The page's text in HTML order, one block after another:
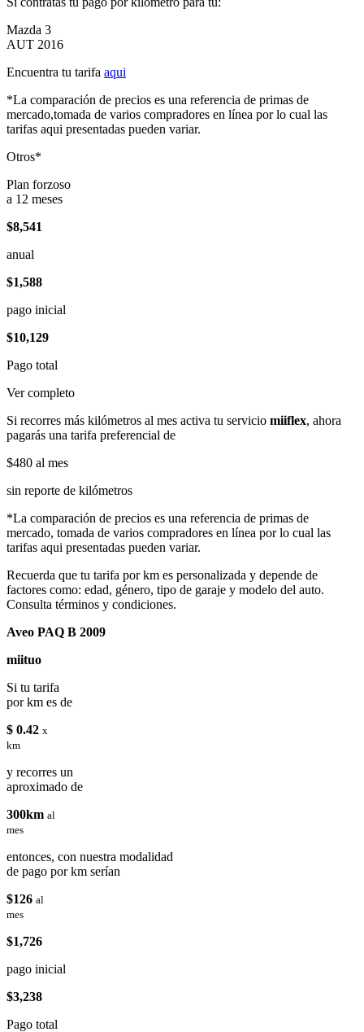
Mazda 3
AUT 2016
Encuentra tu tarifa aqui
*La comparación de precios es una referencia de primas de
mercado,tomada de varios compradores en línea por lo cual las
tarifas aqui presentadas pueden variar.
Otros*
Plan forzoso
a 12 meses
$8,541
anual
$1,588
pago inicial
$10,129
Pago total
Ver completo
Si recorres más kilómetros al mes activa tu servicio miiflex, ahora
pagarás una tarifa preferencial de
$480 al mes
sin reporte de kilómetros
*La comparación de precios es una referencia de primas de
mercado, tomada de varios compradores en línea por lo cual las
tarifas aqui presentadas pueden variar.
Recuerda que tu tarifa por km es personalizada y depende de
factores como: edad, género, tipo de garaje y modelo del auto.
Consulta términos y condiciones.
Aveo PAQ B 2009
miituo
Si tu tarifa
por km es de
$ 0.42 x
km
y recorres un
aproximado de
300km al
mes
entonces, con nuestra modalidad
de pago por km serían
$126 al
mes
$1,726
pago inicial
$3,238
Pago total